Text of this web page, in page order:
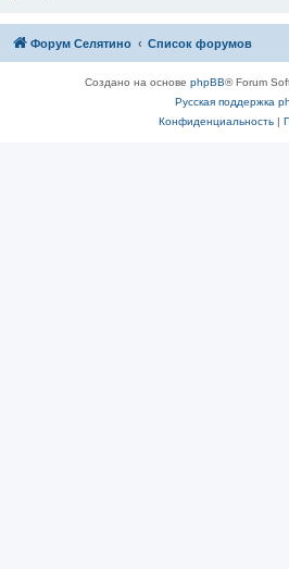
Форум Селятино Список форумов
Создано на основе phpBB® Forum
Русская поддержка
Конфиденциальность|